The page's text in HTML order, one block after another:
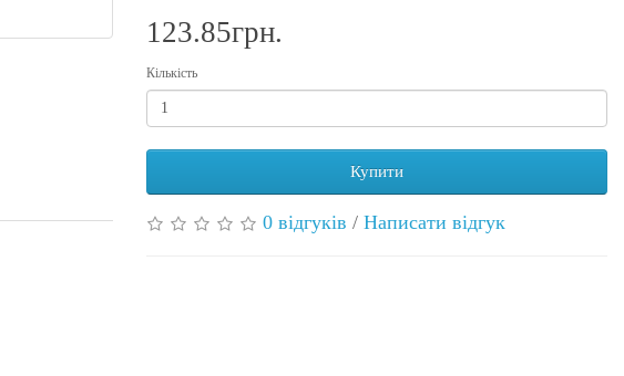
123.85грн.
Кількість
Купити
0 відгуків /Написати відгук